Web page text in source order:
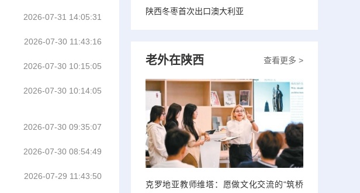
2026-07-31 14:05:31
2026-07-30 11:43:16
2026-07-30 10:15:05
2026-07-30 10:14:05
2026-07-30 09:35:07
2026-07-30 08:54:49
2026-07-29 11:43:50
陕西冬枣首次出口澳大利亚
查看更多 >
老外在陕西
克罗地亚教师维塔：愿做文化交流的“筑桥